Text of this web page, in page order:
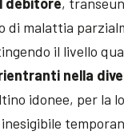
di malattia
il livello
nella
idonee, per la